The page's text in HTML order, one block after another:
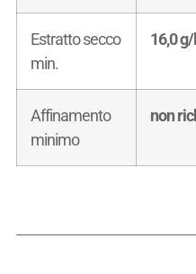
Estratto secco
min.
16,0 g/l
Affinamento
minimo
non